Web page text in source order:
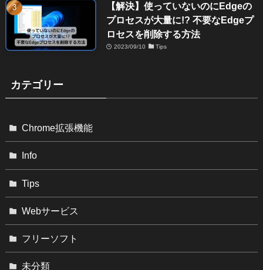
【解決】使っていないのにEdgeの
プロセスが大量に!? 不要なEdgeプ
ロセスを削除する方法
2023/09/10 Tips
カテゴリー
Chrome拡張機能
Info
Tips
Webサービス
フリーソフト
未分類